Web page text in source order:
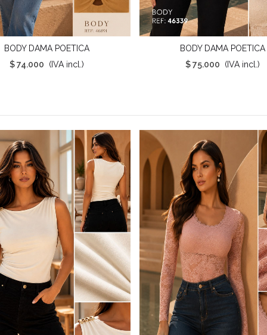
Rápida
BODY DAMA POETICA
$ 74.000
(IVA incl.)
Vista Rápida
BODY DAMA POETICA
$ 75.000
(IVA incl.)